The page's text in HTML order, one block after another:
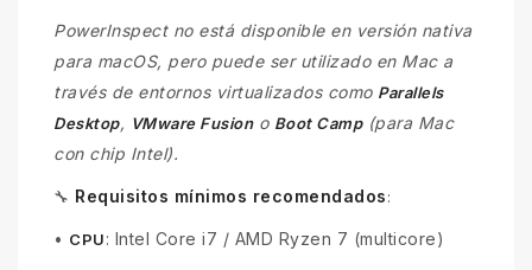
PowerInspect no está disponible en versión nativa
para macOS, pero puede ser utilizado en Mac a
través de entornos virtualizados como Parallels
Desktop, VMware Fusiono Boot Camp(para Mac
con chip Intel).
🔧 Requisitos mínimos recomendados:
• CPU: Intel Core i7 / AMD Ryzen 7 (multicore)